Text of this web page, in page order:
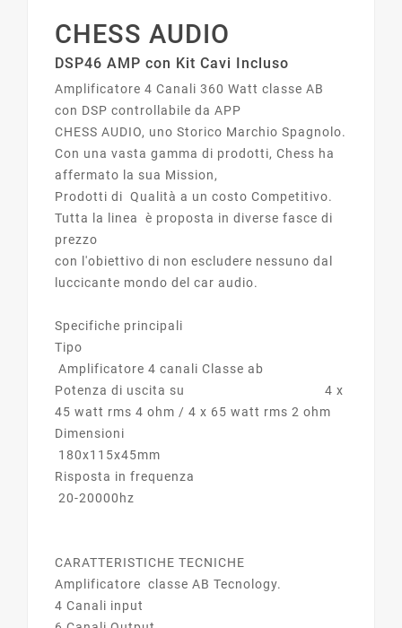
CHESS AUDIO
DSP46 AMP con Kit Cavi Incluso
Amplificatore 4 Canali 360 Watt classe AB
con DSP controllabile da APP
CHESS AUDIO, uno Storico Marchio Spagnolo.
Con una vasta gamma di prodotti, Chess ha
affermato la sua Mission,
Prodotti di Qualità a un costo Competitivo.
Tutta la linea è proposta in diverse fasce di
prezzo
con l'obiettivo di non escludere nessuno dal
luccicante mondo del car audio.
Specifiche principali
Tipo
Amplificatore 4 canali Classe ab
Potenza di uscita su 4 x
45 watt rms 4 ohm / 4 x 65 watt rms 2 ohm
Dimensioni
180x115x45mm
Risposta in frequenza
20-20000hz
CARATTERISTICHE TECNICHE
Amplificatore classe AB Tecnology.
4 Canali input